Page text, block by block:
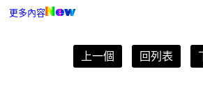
更多內容
上一個 回列表